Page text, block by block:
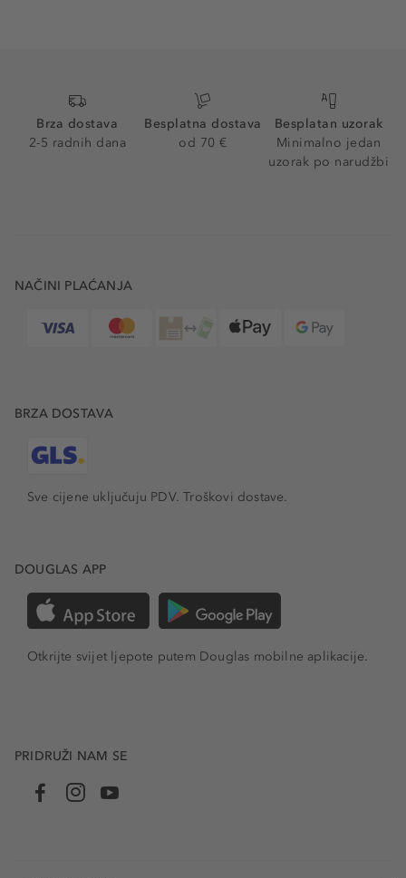
Brza dostava
2-5 radnih dana
Besplatna dostava
od 70 €
Besplatan uzorak
Minimalno jedan
uzorak po narudžbi
NAČINI PLAĆANJA
BRZA DOSTAVA
Sve cijene uključuju PDV.Troškovi dostave.
DOUGLAS APP
Otkrijte svijet ljepote putem Douglas mobilne aplikacije.
PRIDRUŽI NAM SE